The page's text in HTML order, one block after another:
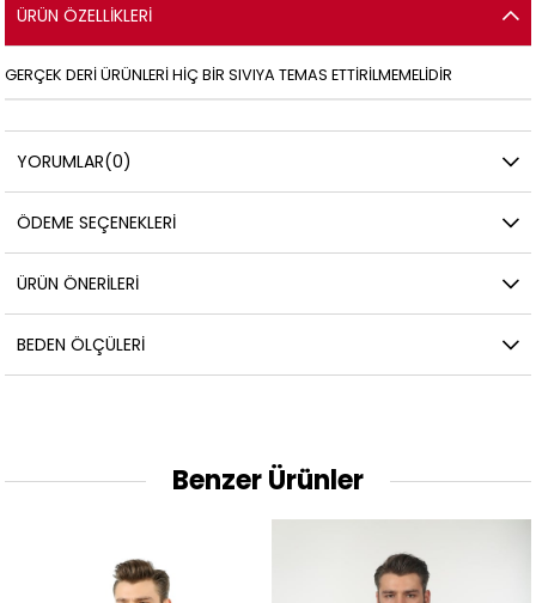
ÜRÜN ÖZELLIKLERI
GERÇEK DERİ ÜRÜNLERİ HİÇ BİR SIVIYA TEMAS ETTİRİLMEMELİDİR
YORUMLAR(0)
ÖDEME SEÇENEKLERI
ÜRÜN ÖNERILERI
BEDEN ÖLÇÜLERI
Benzer Ürünler